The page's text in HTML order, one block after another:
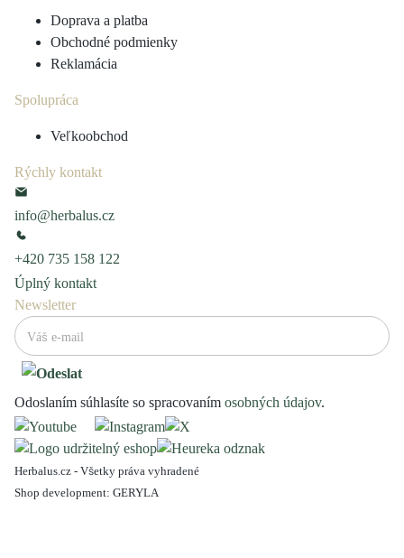
Doprava a platba
Obchodné podmienky
Reklamácia
Spolupráca
Veľkoobchod
Rýchly kontakt
info@herbalus.cz
+420 735 158 122
Úplný kontakt
Newsletter
Odoslaním súhlasíte so spracovaním osobných údajov.
Herbalus.cz - Všetky práva vyhradené
Shop development: GERYLA